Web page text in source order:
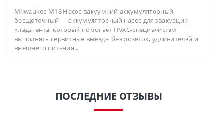
Milwaukee M18 Насос вакуумний аккумуляторный
бесщёточный — аккумуляторный насос для эвакуации
хладагента, который помогает HVAC-специалистам
выполнять сервисные выезды без розеток, удлинителей и
внешнего питания...
ПОСЛЕДНИЕ ОТЗЫВЫ